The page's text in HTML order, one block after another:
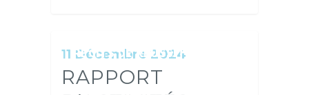
RÉCITS DE RÉUSSITES
11 Décembre 2024
RAPPORT